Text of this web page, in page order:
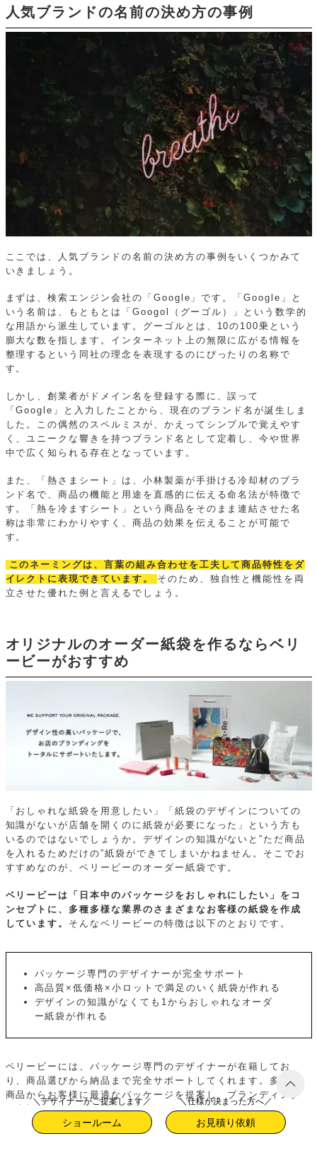
人気ブランドの名前の決め方の事例
ここでは、人気ブランドの名前の決め方の事例をいくつかみて
いきましょう。
まずは、検索エンジン会社の「Google」です。「Google」と
いう名前は、もともとは「Googol（グーゴル）」という数学的
な用語から派生しています。グーゴルとは、10の100乗という
膨大な数を指します。インターネット上の無限に広がる情報を
整理するという同社の理念を表現するのにぴったりの名称で
す。
しかし、創業者がドメイン名を登録する際に、誤って
「Google」と入力したことから、現在のブランド名が誕生しま
した。この偶然のスペルミスが、かえってシンプルで覚えやす
く、ユニークな響きを持つブランド名として定着し、今や世界
中で広く知られる存在となっています。
また、「熱さまシート」は、小林製薬が手掛ける冷却材のブラ
ンド名で、商品の機能と用途を直感的に伝える命名法が特徴で
す。「熱を冷ますシート」という商品をそのまま連結させた名
称は非常にわかりやすく、商品の効果を伝えることが可能で
す。
このネーミングは、言葉の組み合わせを工夫して商品特性をダ
イレクトに表現できています。
そのため、独自性と機能性を両
立させた優れた例と言えるでしょう。
オリジナルのオーダー紙袋を作るならベリ
ービーがおすすめ
「おしゃれな紙袋を用意したい」「紙袋のデザインについての
知識がないが店舗を開くのに紙袋が必要になった」という方も
いるのではないでしょうか。デザインの知識がないと”ただ商品
を入れるためだけの”紙袋ができてしまいかねません。そこでお
すすめなのが、ベリービーのオーダー紙袋です。
ベリービーは「日本中のパッケージをおしゃれにしたい」をコ
ンセプトに、多種多様な業界のさまざまなお客様の紙袋を作成
しています。 そんなベリービーの特徴は以下のとおりです。
パッケージ専門のデザイナーが完全サポート
高品質×低価格×小ロットで満足のいく紙袋が作れる
デザインの知識がなくても1からおしゃれなオーダ
ー紙袋が作れる
ベリービーには、パッケージ専門のデザイナーが在籍してお
り、商品選びから納品まで完全サポートしてくれます。多彩な
商品からお客様に最適なパッケージを提案し、ブランディング
に大切なパッケージをトータルでデザインします。
また、老舗メーカーとコラボしているため、低価格で高品質な
＼デザイナーがご提案します／
ショールーム
＼仕様が決まった方へ／
お見積り依頼